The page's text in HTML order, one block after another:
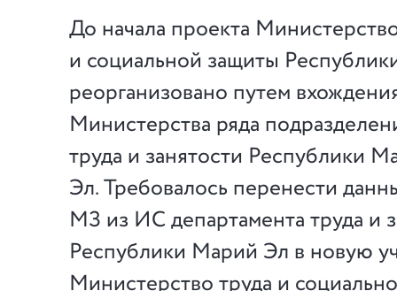
До начала проекта
и социальной защиты
реорганизовано путем
Министерства ряда
труда и занятости Республики
Эл. Требовалось перенести
МЗ из ИС департамента труда и
Республики Марий Эл в новую
Министерство труда и